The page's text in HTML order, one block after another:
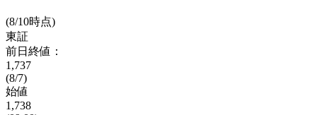
(8/10時点)
東証
前日終値：
1,737
(8/7)
始値
1,738